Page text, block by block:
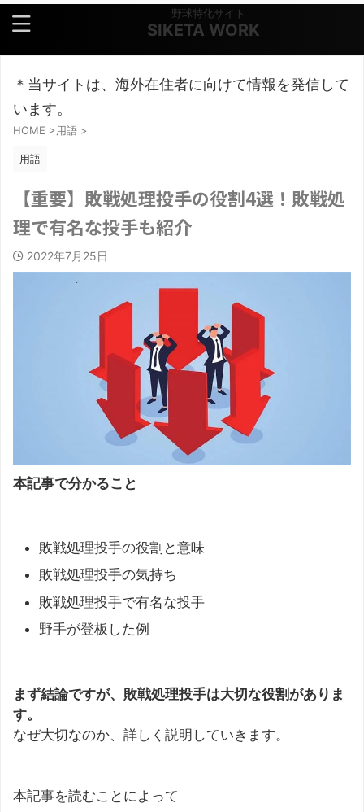
野球特化サイト
SIKETA WORK
＊当サイトは、海外在住者に向けて情報を発信して
います。
HOME >用語 >
用語
【重要】敗戦処理投手の役割4選！敗戦処
理で有名な投手も紹介
2022年7月25日
本記事で分かること
敗戦処理投手の役割と意味
敗戦処理投手の気持ち
敗戦処理投手で有名な投手
野手が登板した例
まず結論ですが、敗戦処理投手は大切な役割がありま
す。
なぜ大切なのか、詳しく説明していきます。
本記事を読むことによって